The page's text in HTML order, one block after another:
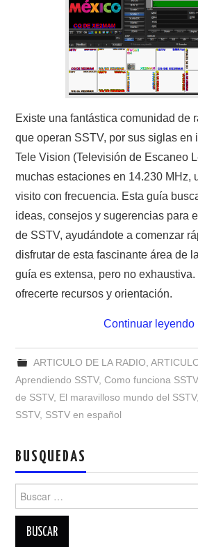
HISTORIA DE LA RADIO
IMÁGENES CRECJ
LITERATURA DE LA RADIO
MIEMBROS ORIGINALES
MORSE CW APRENDE Y MAS
NUESTRAS ACTIVIDADES !
PATROCINADORES
PLAN DE BANDAS DE
RADIOAFICIONADOS EN MEXICO
PROMOCIÓN DE LA RADIO AFICIÓN
SALÓN DE LA FAMA DEL CRECJ
SOLICITUD DE INGRESO
SOTA Y POTA
Existe una fantástica comunidad de
que operan SSTV, por sus siglas en
Tele Vision (Televisión de Escaneo
muchas estaciones en 14.230 MHz,
visito con frecuencia. Esta guía
ideas, consejos y sugerencias para
de SSTV, ayudándote a comenzar
disfrutar de esta fascinante área de
guía es extensa, pero no
ofrecerte recursos y orientación.
Continuar leyendo
ARTICULO DE LA RADIO,
Aprendiendo SSTV,Como funciona
de SSTV, El maravilloso mundo del SSTV
SSTV, SSTV en español
BUSQUEDAS
Buscar: